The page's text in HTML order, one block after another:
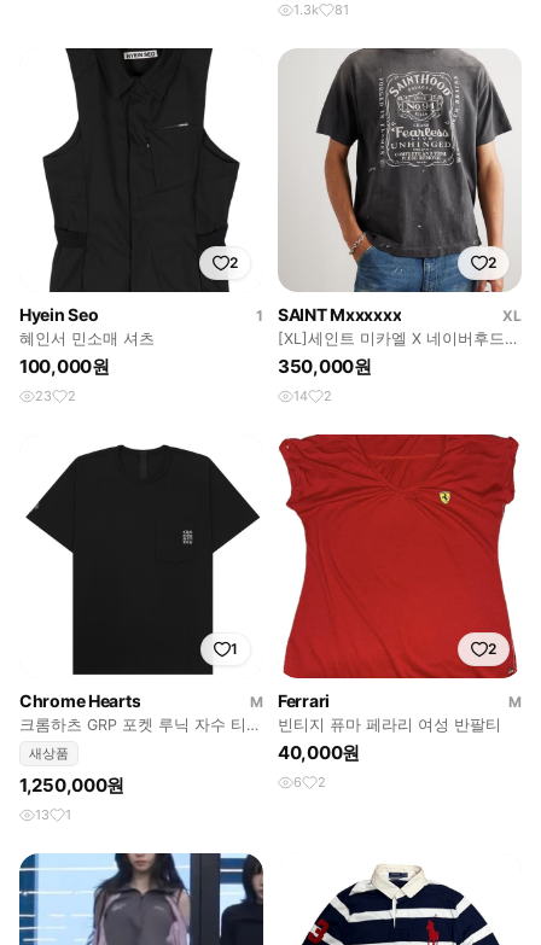
1.3k 81
2
Hyein Seo
1
혜인서 민소매 셔츠
100,000원
23 2
2
SAINT Mxxxxxx
XL
[XL]세인트 미카엘 X 네이버후드
피어리스 반팔 티셔츠
350,000원
14 2
1
Chrome Hearts
M
크롬하츠 GRP 포켓 루닉 자수 티셔
츠 블랙 / M
새상품
1,250,000원
13 1
2
Ferrari
M
빈티지 퓨마 페라리 여성 반팔티
40,000원
6 2